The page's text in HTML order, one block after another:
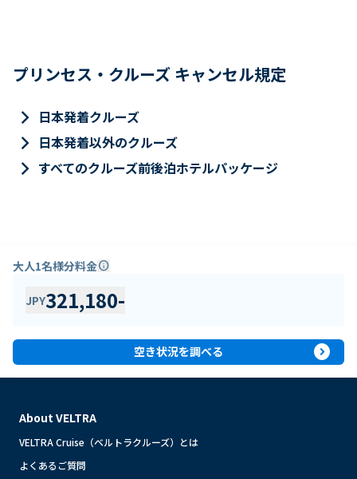
プリンセス・クルーズ キャンセル規定
keyboard_arrow_right 日本発着クルーズ
keyboard_arrow_right 日本発着以外のクルーズ
keyboard_arrow_right すべてのクルーズ前後泊ホテルパッケージ
大人1名様分料金info
JPY321,180-
空き状況を調べる expand_circle_right
About VELTRA
VELTRA Cruise（ベルトラクルーズ）とは
よくあるご質問